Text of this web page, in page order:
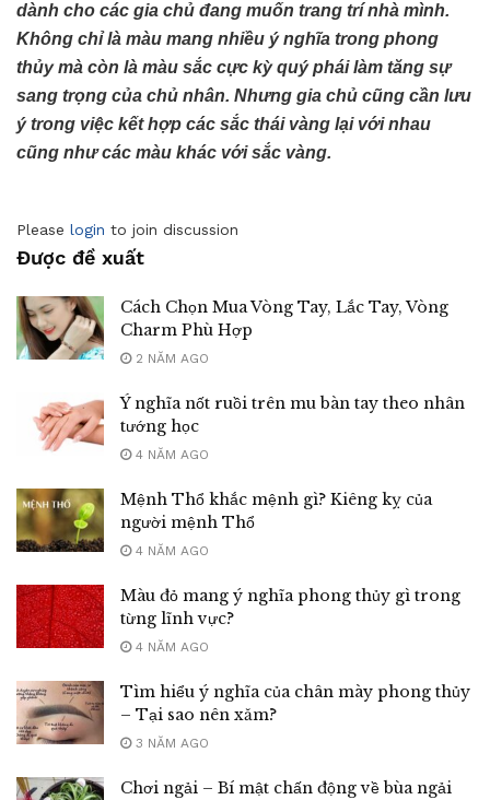
dành cho các gia chủ đang muốn trang trí nhà mình.
Không chỉ là màu mang nhiều ý nghĩa trong phong
thủy mà còn là màu sắc cực kỳ quý phái làm tăng sự
sang trọng của chủ nhân. Nhưng gia chủ cũng cần lưu
ý trong việc kết hợp các sắc thái vàng lại với nhau
cũng như các màu khác với sắc vàng.
Please login to join discussion
Được đề xuất
Cách Chọn Mua Vòng Tay, Lắc Tay, Vòng
Charm Phù Hợp
2 NĂM AGO
Ý nghĩa nốt ruồi trên mu bàn tay theo nhân
tướng học
4 NĂM AGO
Mệnh Thổ khắc mệnh gì? Kiêng kỵ của
người mệnh Thổ
4 NĂM AGO
Màu đỏ mang ý nghĩa phong thủy gì trong
từng lĩnh vực?
4 NĂM AGO
Tìm hiểu ý nghĩa của chân mày phong thủy
– Tại sao nên xăm?
3 NĂM AGO
Chơi ngải – Bí mật chấn động về bùa ngải